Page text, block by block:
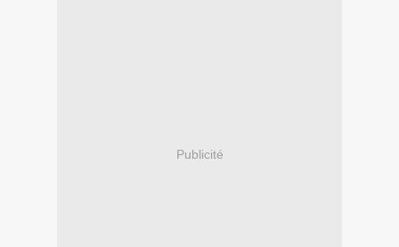
Publicité